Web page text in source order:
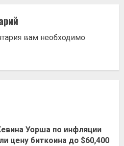
вам необходимо
Уорша по инфляции
цену биткоина до $60,400